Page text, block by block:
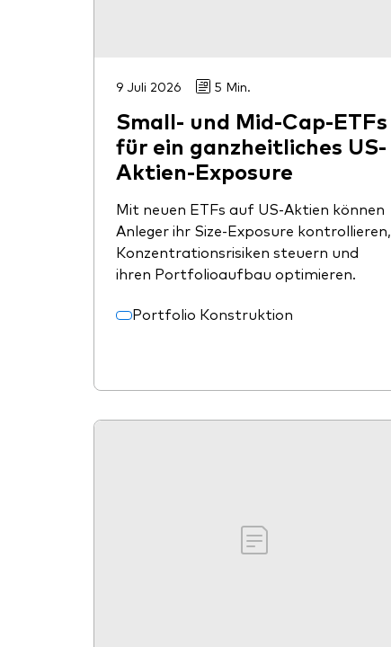
9 Juli 2026 5 Min.
Small- und Mid-Cap-ETFs
für ein ganzheitliches US-
Aktien-Exposure
Mit neuen ETFs auf US-Aktien können
Anleger ihr Size-Exposure kontrollieren,
Konzentrationsrisiken steuern und
ihren Portfolioaufbau optimieren.
Portfolio Konstruktion